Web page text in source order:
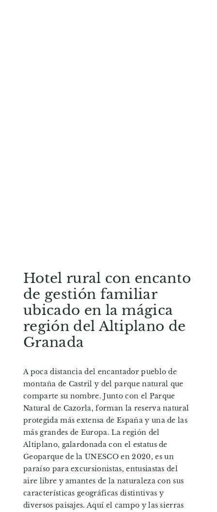
Hotel rural con encanto
de gestión familiar
ubicado en la mágica
región del Altiplano de
Granada
A poca distancia del encantador pueblo de
montaña de Castril y del parque natural que
comparte su nombre. Junto con el Parque
Natural de Cazorla, forman la reserva natural
protegida más extensa de España y una de las
más grandes de Europa. La región del
Altiplano, galardonada con el estatus de
Geoparque de la UNESCO en 2020, es un
paraíso para excursionistas, entusiastas del
aire libre y amantes de la naturaleza con sus
características geográficas distintivas y
diversos paisajes. Aquí el campo y las sierras